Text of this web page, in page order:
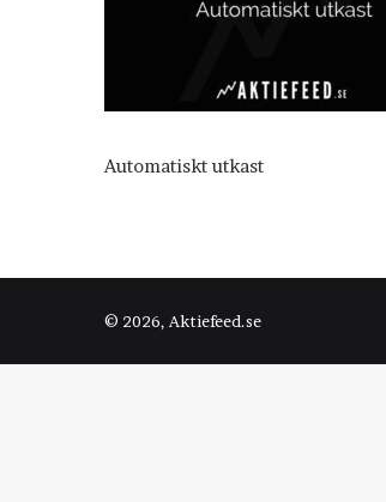
Automatiskt utkast
© 2026, Aktiefeed.se